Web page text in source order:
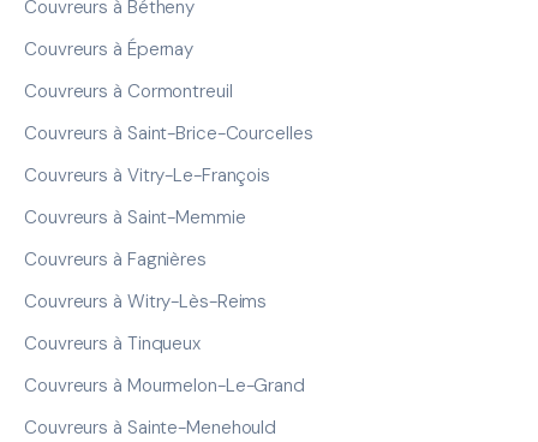
Couvreurs à Bétheny
Couvreurs à Épernay
Couvreurs à Cormontreuil
Couvreurs à Saint-Brice-Courcelles
Couvreurs à Vitry-Le-François
Couvreurs à Saint-Memmie
Couvreurs à Fagnières
Couvreurs à Witry-Lès-Reims
Couvreurs à Tinqueux
Couvreurs à Mourmelon-Le-Grand
Couvreurs à Sainte-Menehould